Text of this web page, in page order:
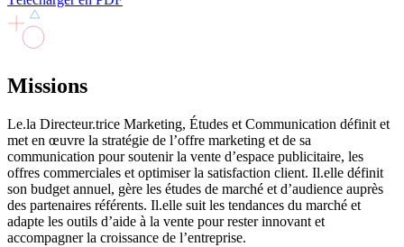
Missions
Le.la Directeur.trice Marketing, Études et Communication définit et
met en œuvre la stratégie de l’offre marketing et de sa
communication pour soutenir la vente d’espace publicitaire, les
offres commerciales et optimiser la satisfaction client. Il.elle définit
son budget annuel, gère les études de marché et d’audience auprès
des partenaires référents. Il.elle suit les tendances du marché et
adapte les outils d’aide à la vente pour rester innovant et
accompagner la croissance de l’entreprise.